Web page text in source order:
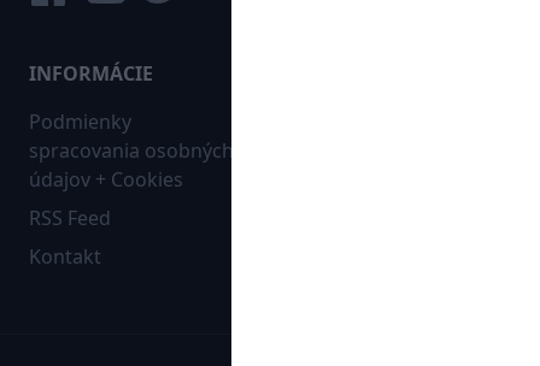
INFORMÁCIE
Podmienky
spracovania osobných
údajov + Cookies
RSS Feed
Kontakt